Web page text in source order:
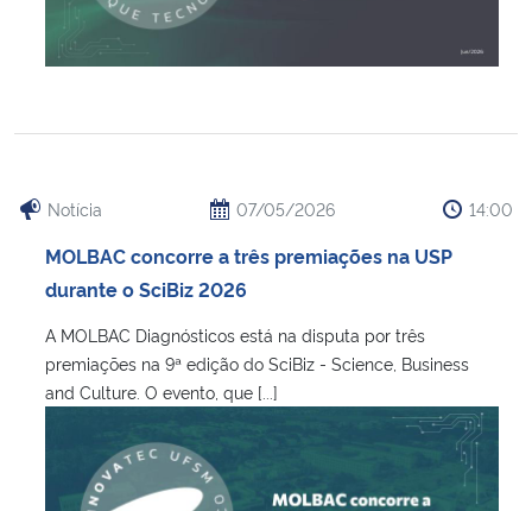
Notícia 07/05/2026 14:00
MOLBAC concorre a três premiações na USP
durante o SciBiz 2026
A MOLBAC Diagnósticos está na disputa por três
premiações na 9ª edição do SciBiz - Science, Business
and Culture. O evento, que [...]